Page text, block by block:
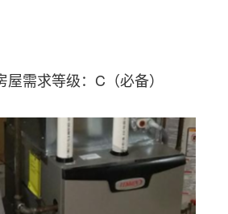
屋需求等级：C（必备）